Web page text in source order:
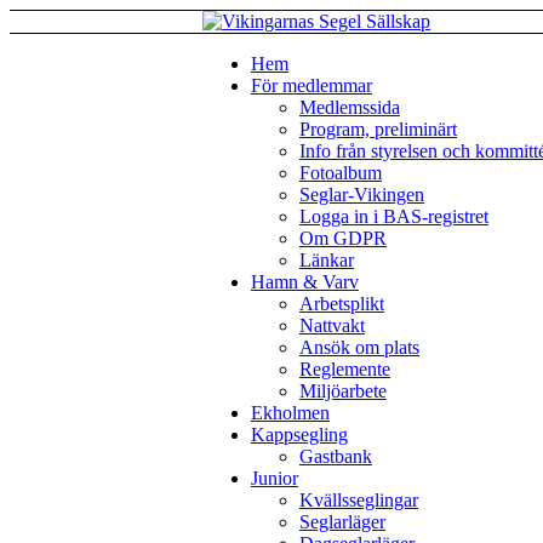
Hem
För medlemmar
Medlemssida
Program, preliminärt
Info från styrelsen och
Fotoalbum
Seglar-Vikingen
Logga in i BAS-registret
Om GDPR
Länkar
Hamn & Varv
Arbetsplikt
Nattvakt
Ansök om plats
Reglemente
Miljöarbete
Ekholmen
Kappsegling
Gastbank
Junior
Kvällsseglingar
Seglarläger